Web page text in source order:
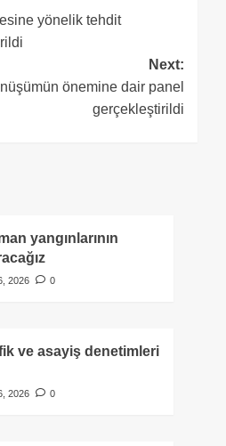
yönelik tehdit
Next:
önemine dair panel
gerçekleştirildi
yangınlarının
2026 0
ve asayiş denetimleri
2026 0